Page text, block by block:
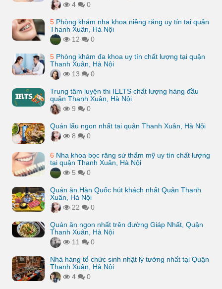
4
0
5 Phòng khám nha khoa niềng răng uy tín tại quận
Thanh Xuân, Hà Nội
12
0
5 Phòng khám đa khoa uy tín chất lượng tại quận
Thanh Xuân, Hà Nội
13
0
Trung tâm luyện thi IELTS chất lượng hàng đầu
quận Thanh Xuân, Hà Nội
9
0
Quán lẩu ngon nhất tại quận Thanh Xuân, Hà Nội
8
0
6 Nha khoa bọc răng sứ thẩm mỹ uy tín chất lượng
tại quận Thanh Xuân, Hà Nội
5
0
Quán ăn Hàn Quốc hút khách nhất Quận Thanh
Xuân, Hà Nội
22
0
Quán ăn ngon nhất trên đường Giáp Nhất, Quận
Thanh Xuân, Hà Nội
11
0
Nhà hàng tổ chức sinh nhật lý tưởng nhất tại Quận
Thanh Xuân, Hà Nội
4
0